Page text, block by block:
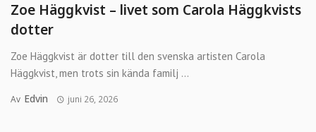
Zoe Häggkvist – livet som Carola Häggkvists
dotter
Zoe Häggkvist är dotter till den svenska artisten Carola
Häggkvist, men trots sin kända familj ...
Av Edvin juni 26, 2026